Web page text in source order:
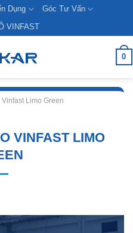
Dụng
Góc Tư Vấn
VINFAST
0
Vinfast Limo Green
VINFAST LIMO